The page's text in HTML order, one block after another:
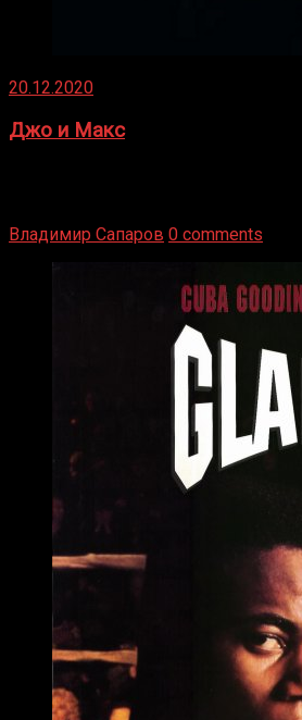
20.12.2020
Джо и Макс
Владимир Сапаров 0 comments